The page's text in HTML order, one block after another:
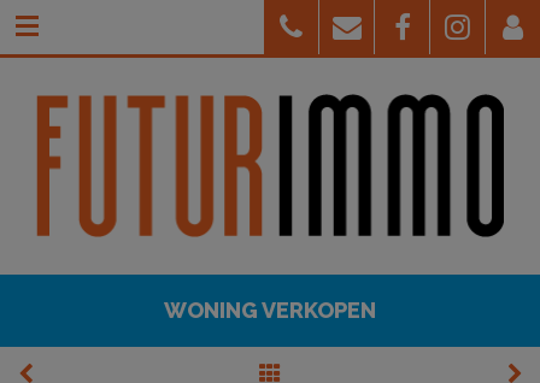
WONING VERKOPEN